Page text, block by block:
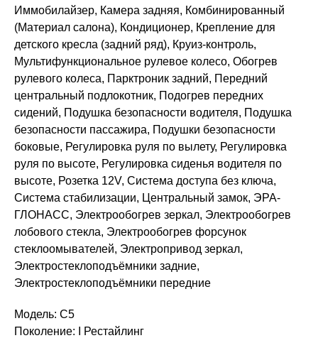
Иммобилайзер, Камера задняя, Комбинированный
(Материал салона), Кондиционер, Крепление для
детского кресла (задний ряд), Круиз-контроль,
Мультифункциональное рулевое колесо, Обогрев
рулевого колеса, Парктроник задний, Передний
центральный подлокотник, Подогрев передних
сидений, Подушка безопасности водителя, Подушка
безопасности пассажира, Подушки безопасности
боковые, Регулировка руля по вылету, Регулировка
руля по высоте, Регулировка сиденья водителя по
высоте, Розетка 12V, Система доступа без ключа,
Система стабилизации, Центральный замок, ЭРА-
ГЛОНАСС, Электрообогрев зеркал, Электрообогрев
лобового стекла, Электрообогрев форсунок
стеклоомывателей, Электропривод зеркал,
Электростеклоподъёмники задние,
Электростеклоподъёмники передние
Модель: C5
Поколение: I Рестайлинг